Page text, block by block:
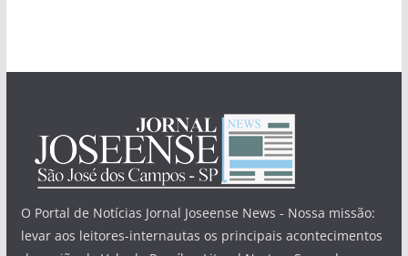
O Portal de Notícias Jornal Joseense News - Nossa missão:
levar aos leitores-internautas os principais acontecimentos